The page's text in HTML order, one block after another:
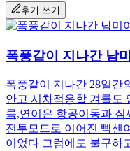
후기 쓰기
폭풍같이 지나간 남
폭풍같이 지나간 28일간
안고 시차적응할 겨를도
름,연이은 항공이동과 짐
전투모드로 이어진 빡센
이었다 그럼에도 불구하